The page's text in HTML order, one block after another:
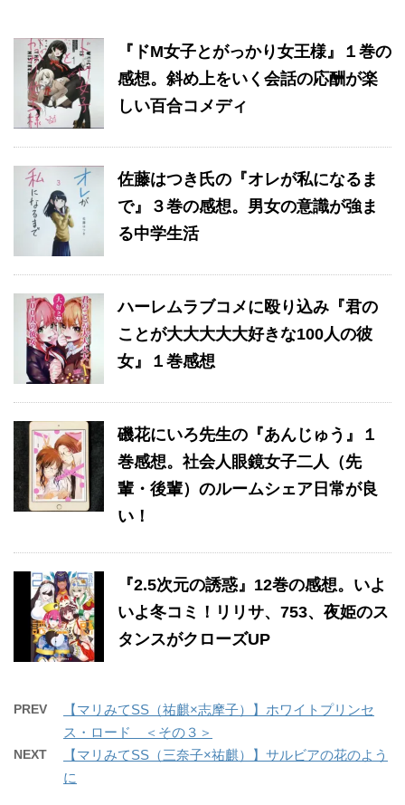
『ドM女子とがっかり女王様』１巻の
感想。斜め上をいく会話の応酬が楽
しい百合コメディ
佐藤はつき氏の『オレが私になるま
で』３巻の感想。男女の意識が強ま
る中学生活
ハーレムラブコメに殴り込み『君の
ことが大大大大大好きな100人の彼
女』１巻感想
磯花にいろ先生の『あんじゅう』１
巻感想。社会人眼鏡女子二人（先
輩・後輩）のルームシェア日常が良
い！
『2.5次元の誘惑』12巻の感想。いよ
いよ冬コミ！リリサ、753、夜姫のス
タンスがクローズUP
PREV
【マリみてSS（祐麒×志摩子）】ホワイトプリンセ
ス・ロード ＜その３＞
NEXT
【マリみてSS（三奈子×祐麒）】サルビアの花のよう
に